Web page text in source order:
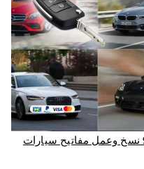
مفاتيح السيارات الالمانية 98080146‬ نسخ وعمل مفاتيح سيارات